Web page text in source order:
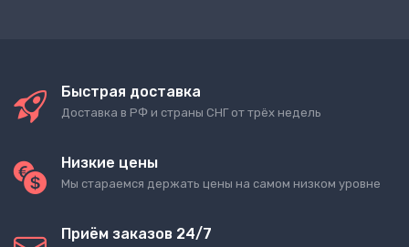
Быстрая доставка
Доставка в РФ и страны СНГ от трёх недель
Низкие цены
Мы стараемся держать цены на самом низком уровне
Приём заказов 24/7